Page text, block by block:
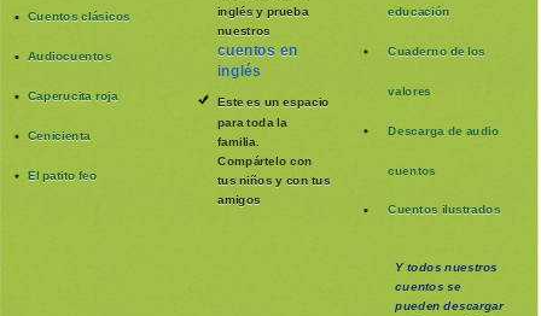
Cuentos clásicos
Audiocuentos
Caperucita roja
Cenicienta
El patito feo
inglés y prueba
nuestros
cuentos en
inglés
Este es un espacio
para toda la
familia
Compártelo con
tus niños y con tus
amigos
educación
Cuaderno de los
valores
Descarga de audio
cuentos
Cuentos ilustrados
Y todos nuestros
cuentos se
puedendescargar